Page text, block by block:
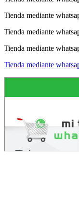
Tienda mediante
Tienda mediante
Tienda mediante
Tienda mediante